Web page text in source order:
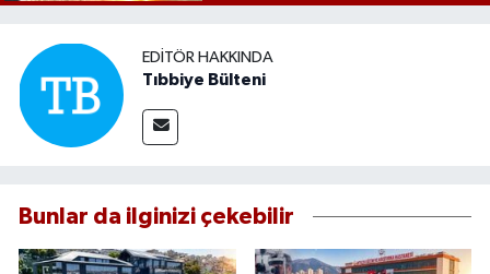
EDITÖR HAKKINDA
Tıbbiye Bülteni
Bunlar da ilginizi çekebilir